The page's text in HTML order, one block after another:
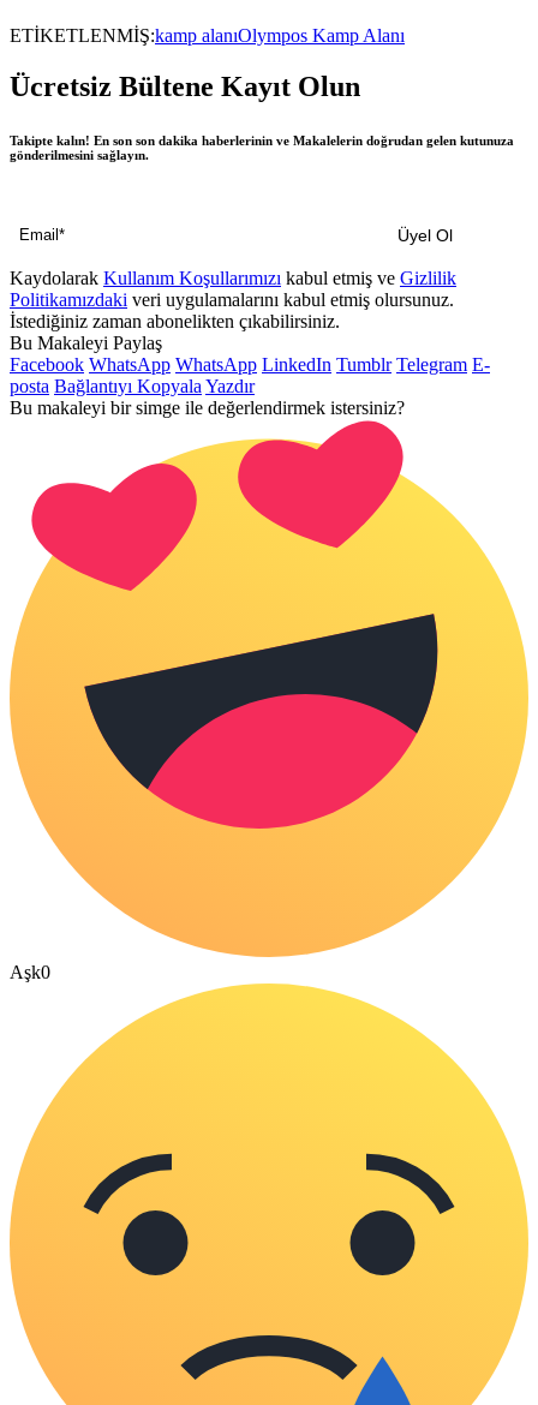
ETİKETLENMİŞ:kamp alanıOlympos Kamp Alanı
Ücretsiz Bültene Kayıt Olun
Takipte kalın! En son son dakika haberlerinin ve Makalelerin doğrudan gelen kutunuza
gönderilmesini sağlayın.
Kaydolarak Kullanım Koşullarımızı kabul etmiş ve Gizlilik
Politikamızdaki veri uygulamalarını kabul etmiş olursunuz.
İstediğiniz zaman abonelikten çıkabilirsiniz.
Bu Makaleyi Paylaş
Facebook WhatsApp WhatsApp LinkedIn Tumblr Telegram E-
posta Bağlantıyı Kopyala Yazdır
Bu makaleyi bir simge ile değerlendirmek istersiniz?
Aşk0